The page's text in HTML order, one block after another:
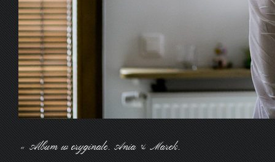
« Album w oryginale. Ania & Marek.